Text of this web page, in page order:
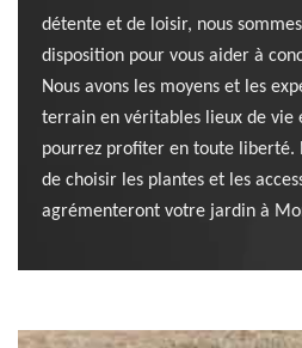
détente et de loisir, nous
disposition pour vous aider à
Nous avons les moyens et les
terrain en véritables lieux de vie
pourrez profiter en toute liberté.
de choisir les plantes et les
agrémenteront votre jardin à